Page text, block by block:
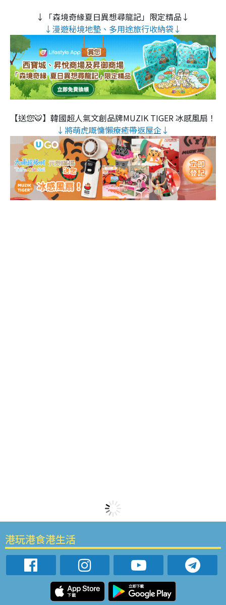
↓「森境奇緣夏日異想尋龍記」限定精品↓
↓漫遊秘境地墊、多用途旅行收納袋↓
【送您🐯】韓國超人氣文創品牌MUZIK TIGER 冰感風扇！
↓將萌虎嘅慵懶療癒帶返屋企↓
港玩港食港生活